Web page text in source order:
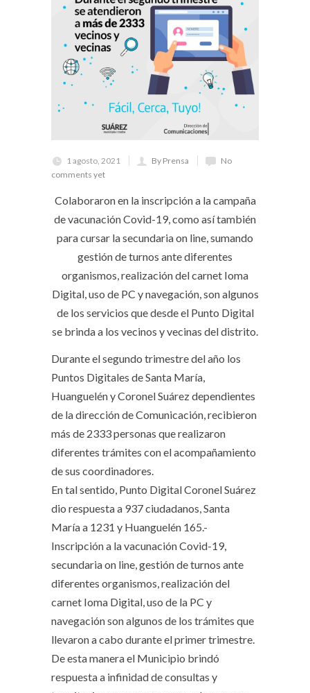
1 agosto, 2021 By Prensa
No
comments yet
Colaboraron en la inscripción a la campaña
de vacunación Covid-19, como así también
para cursar la secundaria on line, sumando
gestión de turnos ante diferentes
organismos, realización del carnet Ioma
Digital, uso de PC y navegación, son algunos
de los servicios que desde el Punto Digital
se brinda a los vecinos y vecinas del distrito.
Durante el segundo trimestre del año los
Puntos Digitales de Santa María,
Huanguelén y Coronel Suárez dependientes
de la dirección de Comunicación, recibieron
más de 2333 personas que realizaron
diferentes trámites con el acompañamiento
de sus coordinadores.
En tal sentido, Punto Digital Coronel Suárez
dio respuesta a 937 ciudadanos, Santa
María a 1231 y Huanguelén 165.-
Inscripción a la vacunación Covid-19,
secundaria on line, gestión de turnos ante
diferentes organismos, realización del
carnet Ioma Digital, uso de la PC y
navegación son algunos de los trámites que
llevaron a cabo durante el primer trimestre.
De esta manera el Municipio brindó
respuesta a infinidad de consultas y